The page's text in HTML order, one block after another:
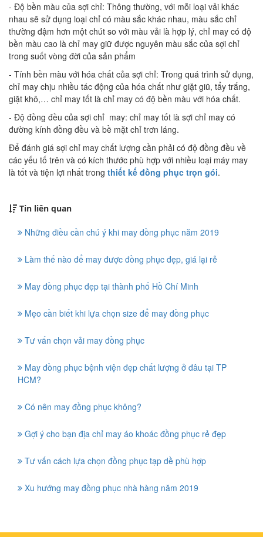
- Độ bền màu của sợi chỉ: Thông thường, với mỗi loại vải khác
nhau sẽ sử dụng loại chỉ có màu sắc khác nhau, màu sắc chỉ
thường đậm hơn một chút so với màu vải là hợp lý, chỉ may có độ
bền màu cao là chỉ may giữ được nguyên màu sắc của sợi chỉ
trong suốt vòng đời của sản phẩm
- Tính bền màu với hóa chất của sợi chỉ: Trong quá trình sử dụng,
chỉ may chịu nhiều tác động của hóa chất như giặt giũ, tẩy trắng,
giặt khô,… chỉ may tốt là chỉ may có độ bền màu với hóa chất.
- Độ đồng đều của sợi chỉ may: chỉ may tốt là sợi chỉ may có
đường kính đồng đều và bề mặt chỉ trơn láng.
Để đánh giá sợi chỉ may chất lượng cần phải có độ đồng đều về
các yếu tố trên và có kích thước phù hợp với nhiều loại máy may
là tốt và tiện lợi nhất trong thiết kế đồng phục trọn gói.
Tin liên quan
Những điều cần chú ý khi may đồng phục năm 2019
Làm thế nào để may được đồng phục đẹp, giá lại rẻ
May đồng phục đẹp tại thành phố Hồ Chí Minh
Mẹo cần biết khi lựa chọn size để may đồng phục
Tư vấn chọn vải may đồng phục
May đồng phục bệnh viện đẹp chất lượng ở đâu tại TP
HCM?
Có nên may đồng phục không?
Gợi ý cho bạn địa chỉ may áo khoác đồng phục rẻ đẹp
Tư vấn cách lựa chọn đồng phục tạp dề phù hợp
Xu hướng may đồng phục nhà hàng năm 2019